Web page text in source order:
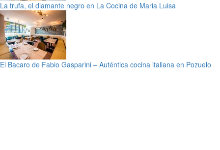
La trufa, el diamante negro en La Cocina de Maria Luisa
El Bacaro de Fabio Gasparini – Auténtica cocina italiana en Pozuelo